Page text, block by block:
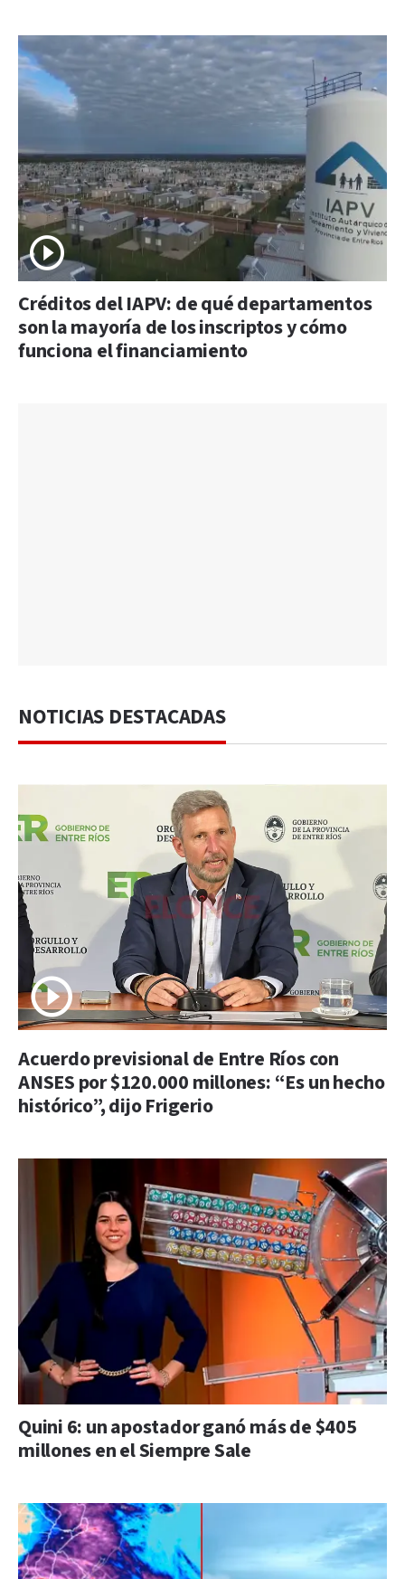
Créditos del IAPV: de qué departamentos
son la mayoría de los inscriptos y cómo
funciona el financiamiento
NOTICIAS DESTACADAS
Acuerdo previsional de Entre Ríos con
ANSES por $120.000 millones: “Es un hecho
histórico”, dijo Frigerio
Quini 6: un apostador ganó más de $405
millones en el Siempre Sale